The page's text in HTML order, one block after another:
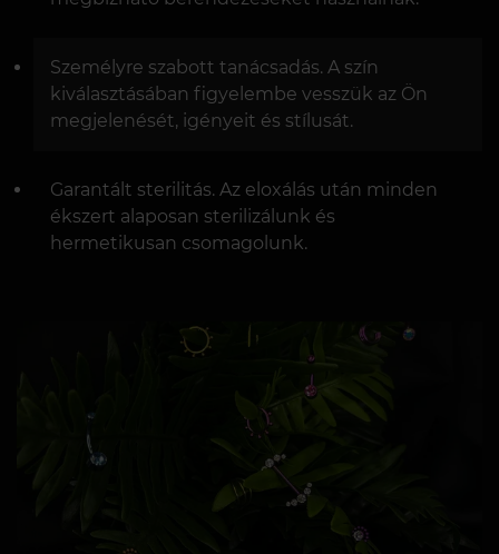
Személyre szabott tanácsadás. A szín
kiválasztásában figyelembe vesszük az Ön
megjelenését, igényeit és stílusát.
Garantált sterilitás. Az eloxálás után minden
ékszert alaposan sterilizálunk és
hermetikusan csomagolunk.